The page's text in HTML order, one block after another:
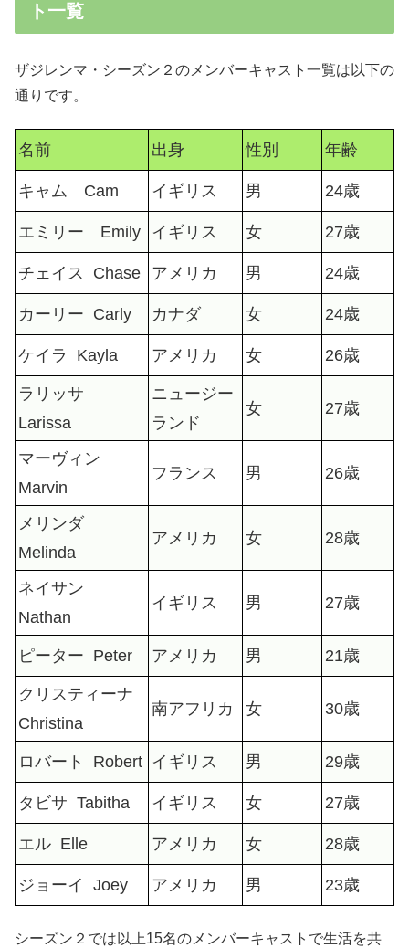
ト一覧
ザジレンマ・シーズン２のメンバーキャスト一覧は以下の
通りです。
名前 出身 性別 年齢
キャム Cam イギリス 男 24歳
エミリー Emily イギリス 女 27歳
チェイス Chase アメリカ 男 24歳
カーリー Carly カナダ 女 24歳
ケイラ Kayla アメリカ 女 26歳
ラリッサ
Larissa
ニュージー
ランド
女 27歳
マーヴィン
Marvin
フランス 男 26歳
メリンダ
Melinda
アメリカ 女 28歳
ネイサン
Nathan
イギリス 男 27歳
ピーター Peter アメリカ 男 21歳
クリスティーナ
Christina
南アフリカ 女 30歳
ロバート Robert イギリス 男 29歳
タビサ Tabitha イギリス 女 27歳
エル Elle アメリカ 女 28歳
ジョーイ Joey アメリカ 男 23歳
シーズン２では以上15名のメンバーキャストで生活を共